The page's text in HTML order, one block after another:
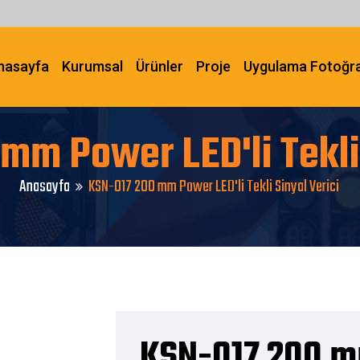
Kurumsal Ürünler Proje Uygulama
Power LED'li
Anasayfa KSN-017 200 mm Power LED'li Tekli Sinyal Verici